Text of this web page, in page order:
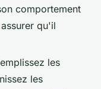
comportement
qu'il
les
les